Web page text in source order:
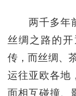
两千多年前
丝绸之路的
传，而丝绸、
运往亚欧各地
面相互碰撞、